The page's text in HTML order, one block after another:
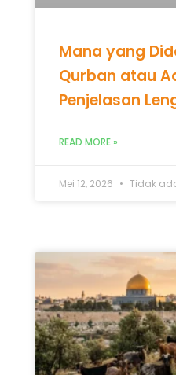
Mana yang
Qurban atau
Penjelasan
READ MORE »
Mei 12, 2026 Tidak